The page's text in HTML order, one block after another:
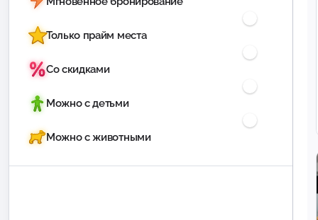
Только прайм места
Со скидками
Можно с детьми
Можно с животными